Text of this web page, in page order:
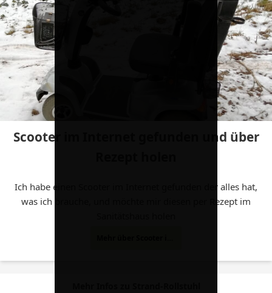
Scooter im Internet gefunden und über
Ich habe einen Scooter im Internet gefunden der alles hat,
was ich brauche, und möchte mir diesen per Rezept im